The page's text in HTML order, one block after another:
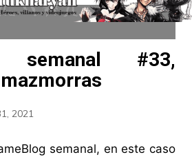
semanal #33,
2021
semanal, en este caso